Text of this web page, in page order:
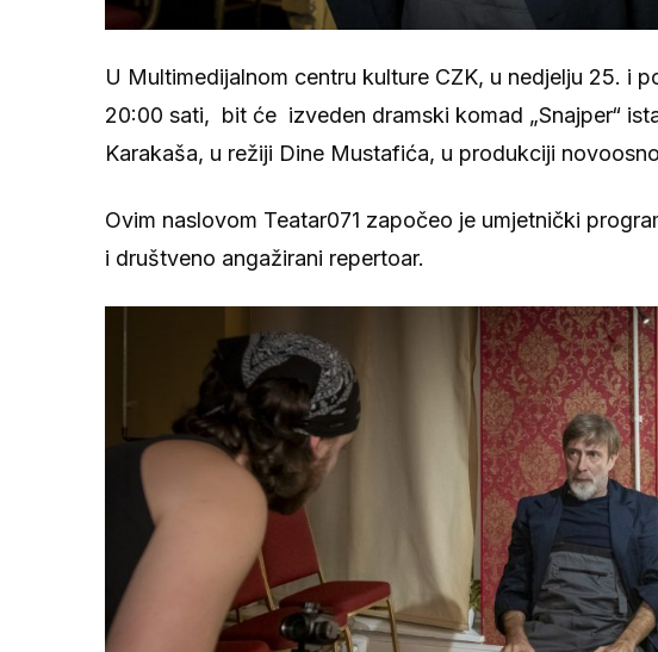
U Multimedijalnom centru kulture CZK, u nedjelju 25. i
20:00 sati, bit će izveden dramski komad „Snajper“
Karakaša, u režiji Dine Mustafića, u produkciji
Ovim naslovom Teatar071 započeo je umjetnički
i društveno angažirani repertoar.